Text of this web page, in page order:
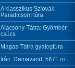
A klasszikus Szlovák
Paradicsom túra
Alacsony-Tátra: Gyömbér-
csúcs
Magas-Tátra gyalogtúra
Irán: Damavand, 5671 m